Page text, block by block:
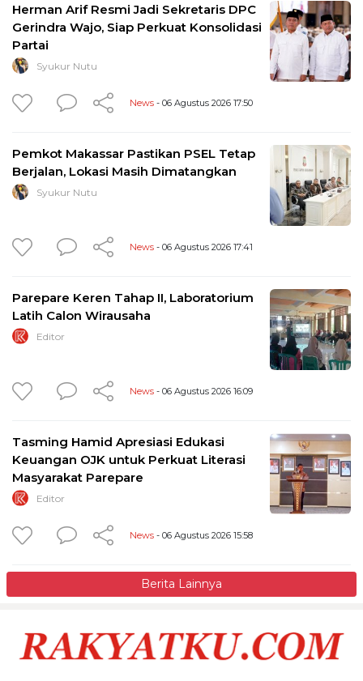
Herman Arif Resmi Jadi Sekretaris DPC
Gerindra Wajo, Siap Perkuat Konsolidasi
Partai
Syukur Nutu
News - 06 Agustus 2026 17:50
Pemkot Makassar Pastikan PSEL Tetap
Berjalan, Lokasi Masih Dimatangkan
Syukur Nutu
News - 06 Agustus 2026 17:41
Parepare Keren Tahap II, Laboratorium
Latih Calon Wirausaha
Editor
News - 06 Agustus 2026 16:09
Tasming Hamid Apresiasi Edukasi
Keuangan OJK untuk Perkuat Literasi
Masyarakat Parepare
Editor
News - 06 Agustus 2026 15:58
Berita Lainnya